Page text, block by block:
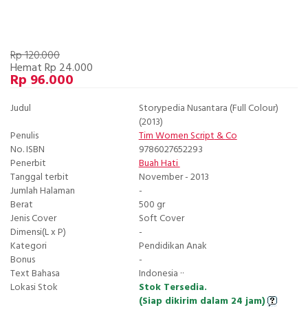
Rp 120.000
Hemat Rp 24.000
Rp 96.000
Judul
Storypedia Nusantara (Full Colour)
(2013)
Penulis
Tim Women Script&Co
No. ISBN
9786027652293
Penerbit
Buah Hati
Tanggal terbit
November - 2013
Jumlah Halaman
-
Berat
500 gr
Jenis Cover
Soft Cover
Dimensi(L x P)
-
Kategori
Pendidikan Anak
Bonus
-
Text Bahasa
Indonesia ··
Lokasi Stok
Stok Tersedia.
(Siap dikirim dalam 24 jam)